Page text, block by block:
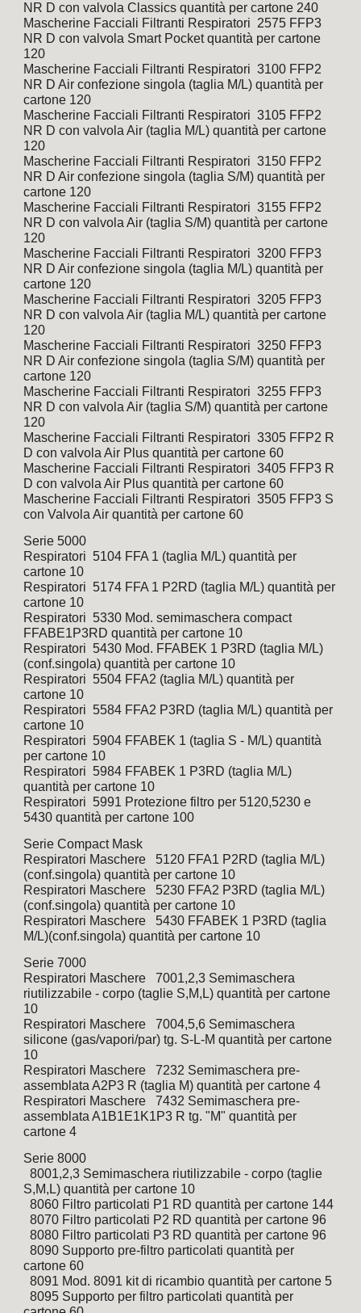
NR D con valvola Classics quantità per cartone 240
Mascherine Facciali Filtranti Respiratori  2575 FFP3
NR D con valvola Smart Pocket quantità per cartone
120
Mascherine Facciali Filtranti Respiratori  3100 FFP2
NR D Air confezione singola (taglia M/L) quantità per
cartone 120
Mascherine Facciali Filtranti Respiratori  3105 FFP2
NR D con valvola Air (taglia M/L) quantità per cartone
120
Mascherine Facciali Filtranti Respiratori  3150 FFP2
NR D Air confezione singola (taglia S/M) quantità per
cartone 120
Mascherine Facciali Filtranti Respiratori  3155 FFP2
NR D con valvola Air (taglia S/M) quantità per cartone
120
Mascherine Facciali Filtranti Respiratori  3200 FFP3
NR D Air confezione singola (taglia M/L) quantità per
cartone 120
Mascherine Facciali Filtranti Respiratori  3205 FFP3
NR D con valvola Air (taglia M/L) quantità per cartone
120
Mascherine Facciali Filtranti Respiratori  3250 FFP3
NR D Air confezione singola (taglia S/M) quantità per
cartone 120
Mascherine Facciali Filtranti Respiratori  3255 FFP3
NR D con valvola Air (taglia S/M) quantità per cartone
120
Mascherine Facciali Filtranti Respiratori  3305 FFP2 R
D con valvola Air Plus quantità per cartone 60
Mascherine Facciali Filtranti Respiratori  3405 FFP3 R
D con valvola Air Plus quantità per cartone 60
Mascherine Facciali Filtranti Respiratori  3505 FFP3 S
con Valvola Air quantità per cartone 60
Serie 5000
Respiratori  5104 FFA 1 (taglia M/L) quantità per
cartone 10
Respiratori  5174 FFA 1 P2RD (taglia M/L) quantità per
cartone 10
Respiratori  5330 Mod. semimaschera compact
FFABE1P3RD quantità per cartone 10
Respiratori  5430 Mod. FFABEK 1 P3RD (taglia M/L)
(conf.singola) quantità per cartone 10
Respiratori  5504 FFA2 (taglia M/L) quantità per
cartone 10
Respiratori  5584 FFA2 P3RD (taglia M/L) quantità per
cartone 10
Respiratori  5904 FFABEK 1 (taglia S - M/L) quantità
per cartone 10
Respiratori  5984 FFABEK 1 P3RD (taglia M/L)
quantità per cartone 10
Respiratori  5991 Protezione filtro per 5120,5230 e
5430 quantità per cartone 100
Serie Compact Mask
Respiratori Maschere   5120 FFA1 P2RD (taglia M/L)
(conf.singola) quantità per cartone 10
Respiratori Maschere   5230 FFA2 P3RD (taglia M/L)
(conf.singola) quantità per cartone 10
Respiratori Maschere   5430 FFABEK 1 P3RD (taglia
M/L)(conf.singola) quantità per cartone 10
Serie 7000
Respiratori Maschere   7001,2,3 Semimaschera
riutilizzabile - corpo (taglie S,M,L) quantità per cartone
10
Respiratori Maschere   7004,5,6 Semimaschera
silicone (gas/vapori/par) tg. S-L-M quantità per cartone
10
Respiratori Maschere   7232 Semimaschera pre-
assemblata A2P3 R (taglia M) quantità per cartone 4
Respiratori Maschere   7432 Semimaschera pre-
assemblata A1B1E1K1P3 R tg. "M" quantità per
cartone 4
Serie 8000
  8001,2,3 Semimaschera riutilizzabile - corpo (taglie
S,M,L) quantità per cartone 10
  8060 Filtro particolati P1 RD quantità per cartone 144
  8070 Filtro particolati P2 RD quantità per cartone 96
  8080 Filtro particolati P3 RD quantità per cartone 96
  8090 Supporto pre-filtro particolati quantità per
cartone 60
  8091 Mod. 8091 kit di ricambio quantità per cartone 5
  8095 Supporto per filtro particolati quantità per